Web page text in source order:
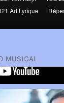
Art Lyrique
MUSICAL